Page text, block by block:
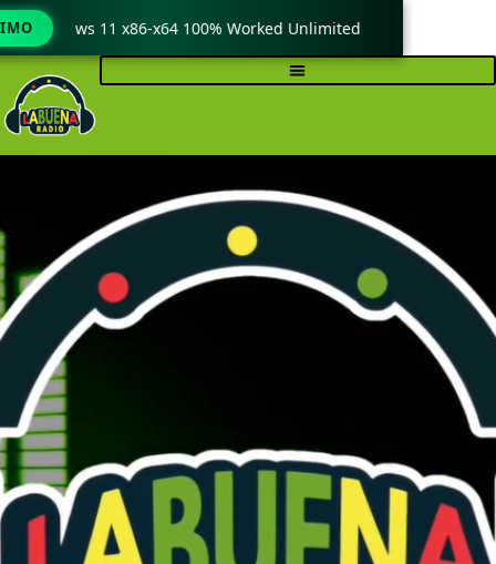
11 x86-x64 100% Worked Unlimited